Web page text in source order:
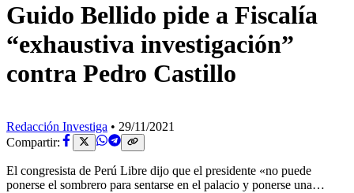
Guido Bellido pide a Fiscalía
“exhaustiva investigación”
contra Pedro Castillo
Redacción Investiga • 29/11/2021
Compartir:
El congresista de Perú Libre dijo que el presidente «no puede
ponerse el sombrero para sentarse en el palacio y ponerse una…